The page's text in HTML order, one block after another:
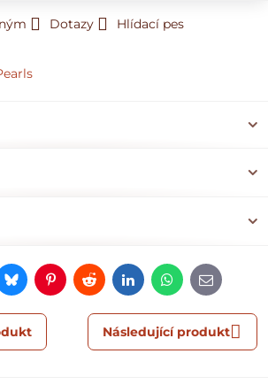
Dotazy
Hlídací pes
BlueskyPinterestRedditLinkedInWhatsApp
E-
mail
Následující produkt